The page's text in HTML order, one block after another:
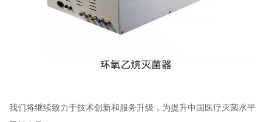
我们将继续致力于技术创新和服务升级，为提升中国医疗灭菌水平